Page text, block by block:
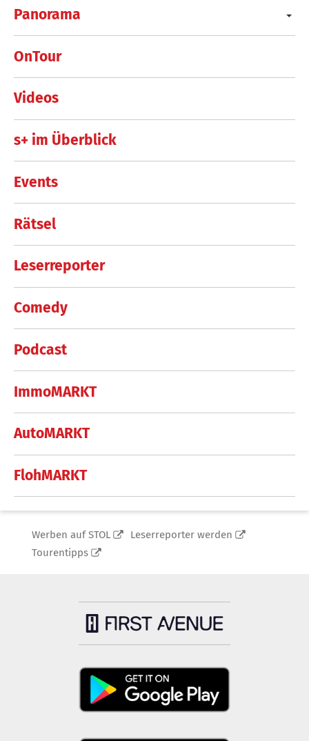
Panorama
OnTour
Videos
s+ im Überblick
Events
Rätsel
Leserreporter
Comedy
Podcast
ImmoMARKT
AutoMARKT
FlohMARKT
Werben auf STOL
Leserreporter werden
Tourentipps